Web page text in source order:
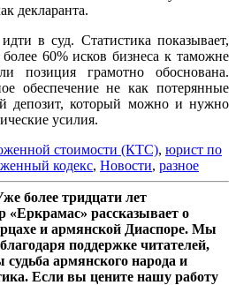
декларанта.
в суд. Статистика показывает,
60% исков бизнеса к таможне
позиция грамотно обоснована.
обеспечение не как потерянные
депозит, который можно и нужно
усилия.
стоимости (КТС), юрист по
кодекс, Новости, разное
более тридцати лет
рассказывает о
и армянской Диаспоре. Мы
поддержке читателей,
армянского народа и
Если вы цените нашу работу